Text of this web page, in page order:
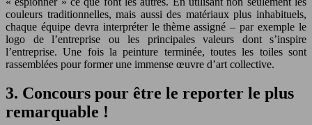
couleurs traditionnelles, mais aussi des matériaux plus inhabituels,
chaque équipe devra interpréter le thème assigné – par exemple le
logo de l’entreprise ou les principales valeurs dont s’inspire
l’entreprise. Une fois la peinture terminée, toutes les toiles sont
rassemblées pour former une immense œuvre d’art collective.
3. Concours pour être le reporter le plus
remarquable !